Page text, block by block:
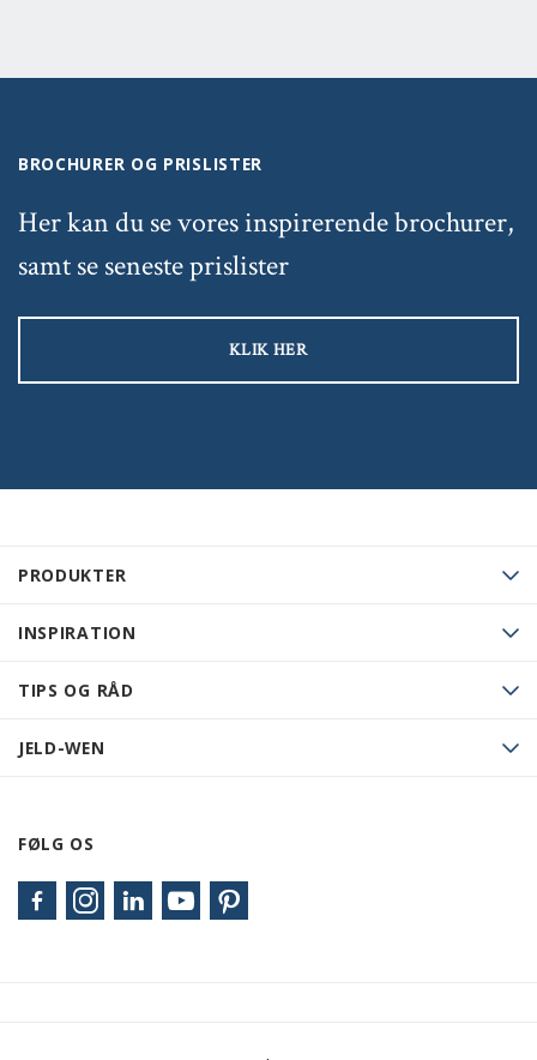
PRODUKTER
INSPIRATION
TIPS OG RÅD
JELD-WEN
FØLG OS
BROCHURER OG PRISLISTER
Her kan du se vores inspirerende brochurer,
samt se seneste prislister
KLIK HER